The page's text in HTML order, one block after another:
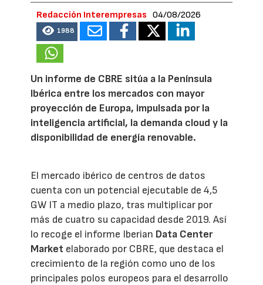
Redacción Interempresas 04/08/2026
1988
Un informe de CBRE sitúa a la Península
Ibérica entre los mercados con mayor
proyección de Europa, impulsada por la
inteligencia artificial, la demanda cloud y la
disponibilidad de energía renovable.
El mercado ibérico de centros de datos
cuenta con un potencial ejecutable de 4,5
GW IT a medio plazo, tras multiplicar por
más de cuatro su capacidad desde 2019. Así
lo recoge el informe Iberian Data Center
Market elaborado por CBRE, que destaca el
crecimiento de la región como uno de los
principales polos europeos para el desarrollo